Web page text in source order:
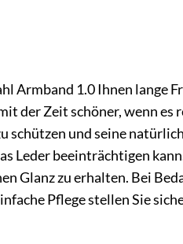
Armband 1.0 Ihnen lange
der Zeit schöner, wenn
und seine
Leder beeinträchtigen
Glanz zu erhalten. Bei
Pflege stellen Sie